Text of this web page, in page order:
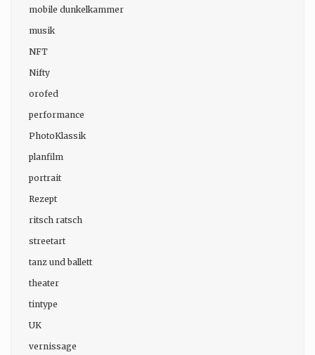
mobile dunkelkammer
musik
NFT
Nifty
orofed
performance
PhotoKlassik
planfilm
portrait
Rezept
ritsch ratsch
streetart
tanz und ballett
theater
tintype
UK
vernissage